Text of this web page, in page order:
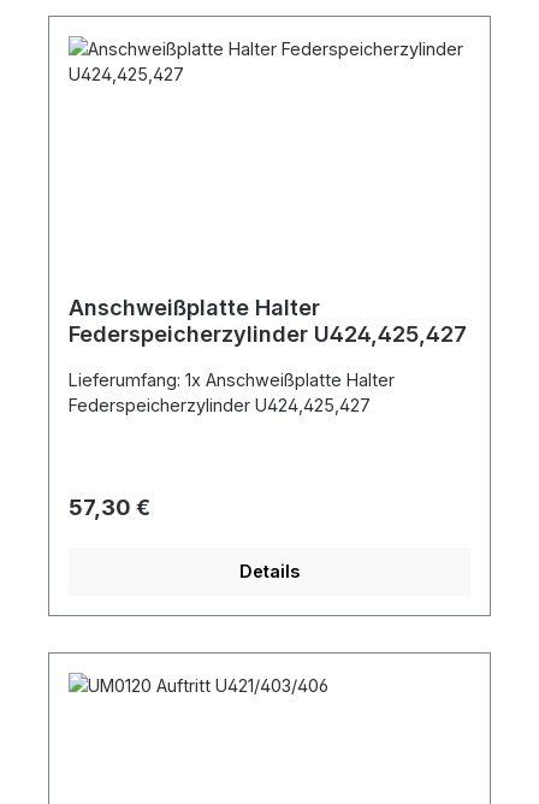
Anschweißplatte Halter
Federspeicherzylinder U424,425,427
Lieferumfang: 1x Anschweißplatte Halter
Federspeicherzylinder U424,425,427
Regulärer Preis:
57,30 €
Details